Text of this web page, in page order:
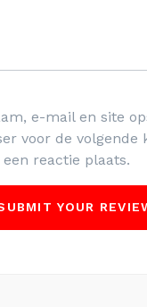
e-mail en site
voor de volgende
reactie plaats.